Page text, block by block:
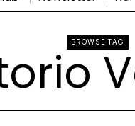
BROWSE TAG